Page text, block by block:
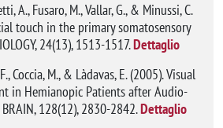
A., Fusaro, M., Vallar, G., & Minussi, C.
touch in the primary somatosensory
24(13), 1513-1517.Dettaglio
Coccia, M., & Làdavas, E. (2005). Visual
in Hemianopic Patients after Audio-
128(12), 2830-2842.Dettaglio